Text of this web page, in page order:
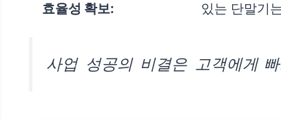
효율성 확보:
있는 단말기
사업 성공의 비결은 고객에게